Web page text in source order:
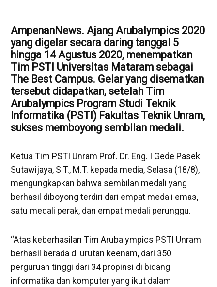
AmpenanNews. Ajang Arubalympics 2020
yang digelar secara daring tanggal 5
hingga 14 Agustus 2020, menempatkan
Tim PSTI Universitas Mataram sebagai
The Best Campus. Gelar yang disematkan
tersebut didapatkan, setelah Tim
Arubalympics Program Studi Teknik
Informatika (PSTI) Fakultas Teknik Unram,
sukses memboyong sembilan medali.
Ketua Tim PSTI Unram Prof. Dr. Eng. I Gede Pasek
Sutawijaya, S.T., M.T. kepada media, Selasa (18/8),
mengungkapkan bahwa sembilan medali yang
berhasil diboyong terdiri dari empat medali emas,
satu medali perak, dan empat medali perunggu.
“Atas keberhasilan Tim Arubalympics PSTI Unram
berhasil berada di urutan keenam, dari 350
perguruan tinggi dari 34 propinsi di bidang
informatika dan komputer yang ikut dalam